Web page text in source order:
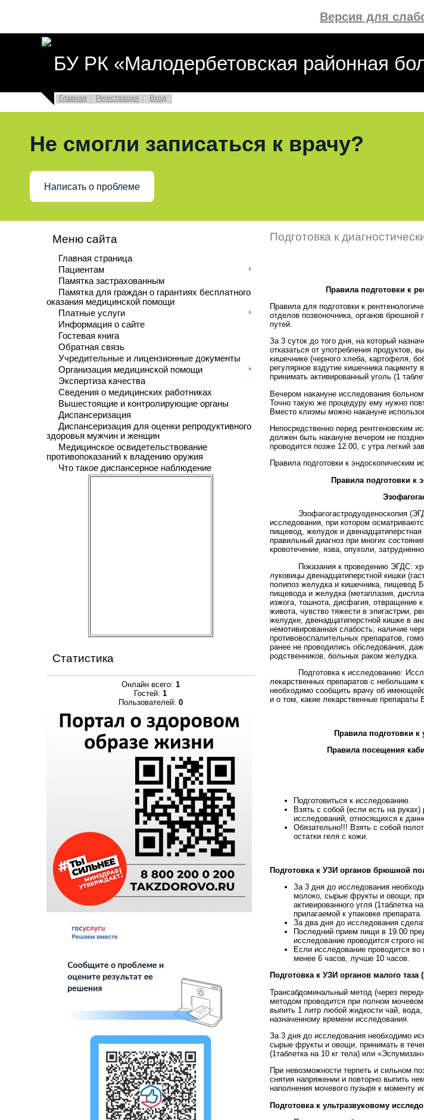
Версия для
БУ РК «Малодербетовская районная
Главная Регистрация Вход
Не смогли записаться к врачу?
Написать о проблеме
Меню сайта
Главная страница
Пациентам
Памятка застрахованным
Памятка для граждан о гарантиях бесплатного
оказания медицинской помощи
Платные услуги
Информация о сайте
Гостевая книга
Обратная связь
Учредительные и лицензионные документы
Организация медицинской помощи
Экспертиза качества
Сведения о медицинских работниках
Вышестоящие и контролирующие органы
Диспансеризация
Диспансеризация для оценки репродуктивного
здоровья мужчин и женщин
Медицинское освидетельствование
противопоказаний к владению оружия
Что такое диспансерное наблюдение
Статистика
Онлайн всего: 1
Гостей: 1
Пользователей: 0
Подготовка к
Правила подготовки к
Правила для подготовки к
отделов позвоночника, органов
путей.
За 3 суток до того дня, на который
отказаться от употребления продуктов,
кишечнике (черного хлеба, картофеля,
регулярное вздутие кишечника пациенту
принимать активированный уголь (1
Вечером накануне исследования
Точно такую же процедуру ему нужно
Вместо клизмы можно накануне
Непосредственно перед рентгеновским
должен быть накануне вечером не
проводится позже 12.00, с утра легкий
Правила подготовки к эндоскопическим
Правила подготовки к
Эзофагогастродуоденоскопия
исследования, при котором
пищевод, желудок и двенадцатиперстная
правильный диагноз при многих
кровотечение, язва, опухоли,
Показания к проведению ЭГДС:
луковицы двенадцатиперстной кишки
полипоз желудка и кишечника, пищевод
пищевода и желудка (метаплазия,
изжога, тошнота, дисфагия, отвращение
живота, чувство тяжести в эпигастрии,
желудке, двенадцатиперстной кишке в
немотивированная слабость; наличие
противовоспалительных препаратов,
ранее не проводились обследования,
родственников, больных раком желудка.
Подготовка к исследованию:
лекарственных препаратов с
необходимо сообщить врачу об
и о том, какие лекарственные препараты
Правила подготовки к
Правила посещения
Подготовиться к исследованию.
Взять с собой (если есть на
исследований, относящихся к
Обязательно!!! Взять с собой
остатки геля с кожи.
Подготовка к УЗИ органов брюшной
За 3 дня до исследования
молоко, сырые фрукты и овощи,
активированного угля (1таблетка
прилагаемой к упаковке препарата.
За два дня до исследования
Последний прием пищи в 19.00
исследование проводится строго
Если исследование проводится
менее 6 часов, лучше 10 часов.
Подготовка к УЗИ органов малого
Трансабдоминальный метод (через
методом проводится при полном
выпить 1 литр любой жидкости чай,
назначенному времени исследования.
За 3 дня до исследования необходимо
сырые фрукты и овощи, принимать в
(1таблетка на 10 кг тела) или
При невозможности терпеть и сильном
снятия напряжении и повторно выпить
наполнения мочевого пузыря к моменту
Подготовка к ультразвуковому